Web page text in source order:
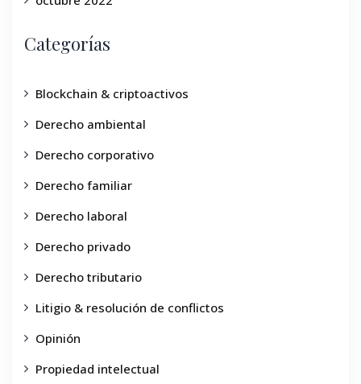
Categorías
Blockchain & criptoactivos
Derecho ambiental
Derecho corporativo
Derecho familiar
Derecho laboral
Derecho privado
Derecho tributario
Litigio & resolución de conflictos
Opinión
Propiedad intelectual